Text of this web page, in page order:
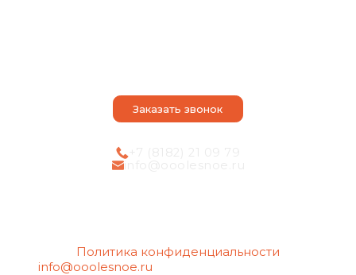
Заказать звонок
+7 (8182) 21 09 79
info@ooolesnoe.ru
Политика конфиденциальности
info@ooolesnoe.ru